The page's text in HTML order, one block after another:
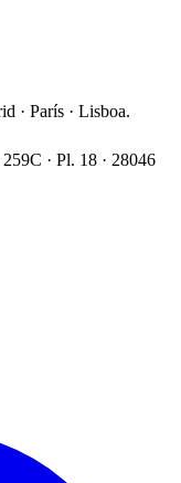
· París · Lisboa.
· Pl. 18 · 28046